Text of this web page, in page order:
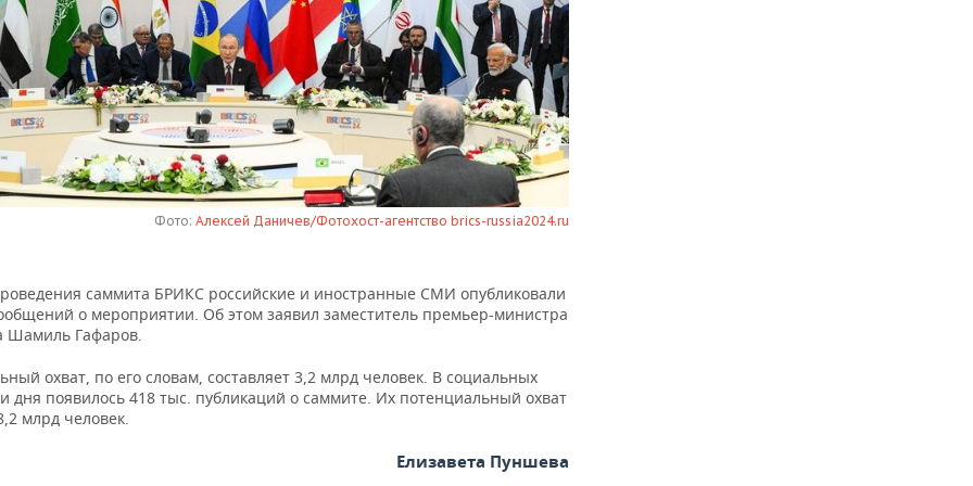
Фото: Алексей Даничев/Фотохост-агентство brics-russia2024.ru
саммита БРИКС российские и иностранные СМИ опубликовали
о мероприятии. Об этом заявил заместитель премьер-министра
Шамиль Гафаров.
охват, по его словам, составляет 3,2 млрд человек. В социальных
дня появилось 418 тыс. публикаций о саммите. Их потенциальный охват
млрд человек.
Елизавета Пуншева